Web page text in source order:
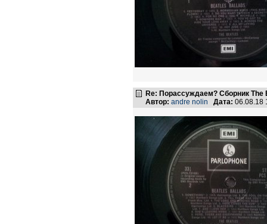
Re: Порассуждаем? Сборник The
Автор: andre nolin Дата: